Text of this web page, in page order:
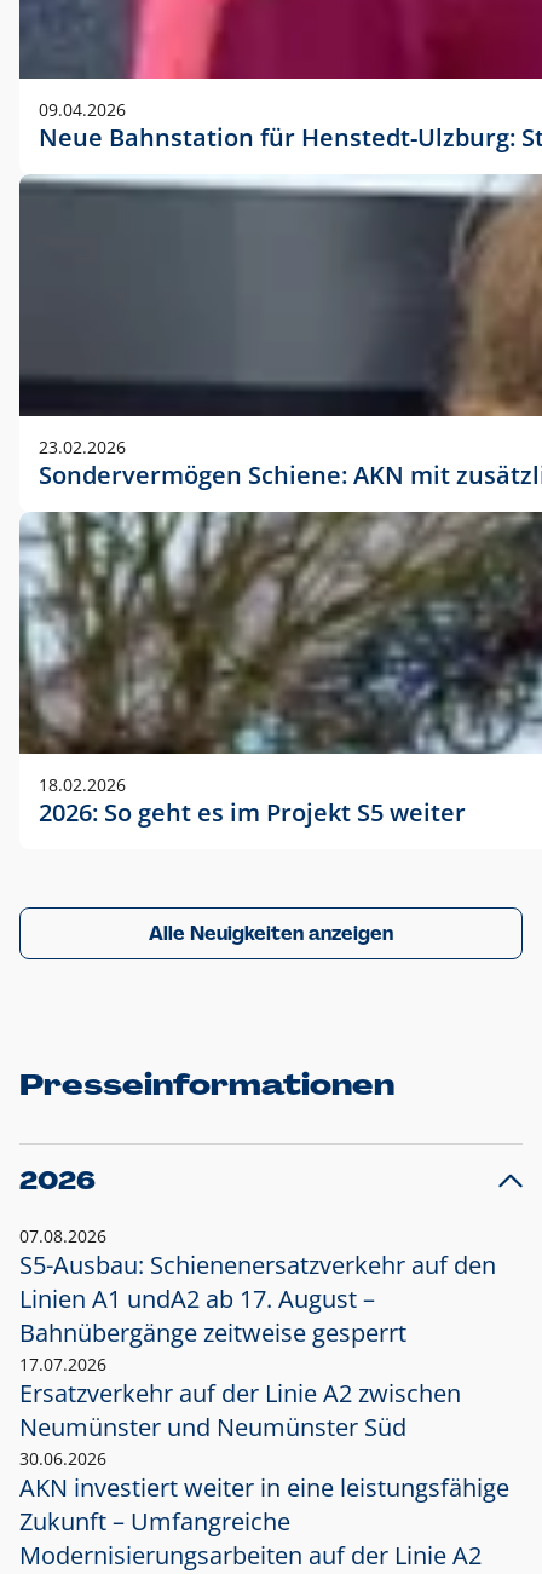
09.04.2026
Neue Bahnstation für Henstedt-Ulzburg:
23.02.2026
Sondervermögen Schiene: AKN mit
18.02.2026
2026: So geht es im Projekt S5 weiter
Alle Neuigkeiten anzeigen
Presseinformationen
2026
07.08.2026
S5-Ausbau: Schienenersatzverkehr auf den
Linien A1 undA2 ab 17. August –
Bahnübergänge zeitweise gesperrt
17.07.2026
Ersatzverkehr auf der Linie A2 zwischen
Neumünster und Neumünster Süd
30.06.2026
AKN investiert weiter in eine leistungsfähige
Zukunft – Umfangreiche
Modernisierungsarbeiten auf der Linie A2